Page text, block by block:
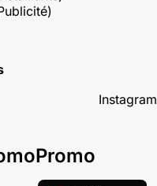
Instagram